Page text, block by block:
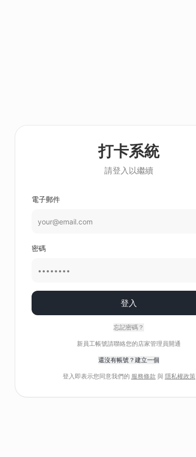
打卡系統
請登入以繼續
電子郵件
密碼
登入
忘記密碼？
新員工帳號請聯絡您的店家管理員開通
還沒有帳號？建立一個
登入即表示您同意我們的 服務條款 與 隱私權政策